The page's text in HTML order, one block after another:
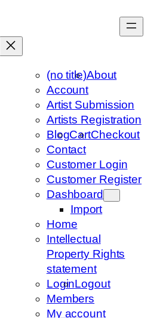
(no title)About
Account
Artist Submission
Artists Registration
BlogCartCheckout
Contact
Customer Login
Customer Register
Dashboard
Import
Home
Intellectual
Property Rights
statement
LoginLogout
Members
My account